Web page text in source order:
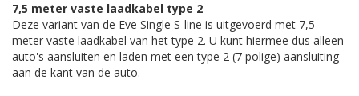
7,5 meter vaste laadkabel type 2
Deze variant van de Eve Single S-line is uitgevoerd met 7,5
meter vaste laadkabel van het type 2. U kunt hiermee dus alleen
auto's aansluiten en laden met een type 2 (7 polige) aansluiting
aan de kant van de auto.